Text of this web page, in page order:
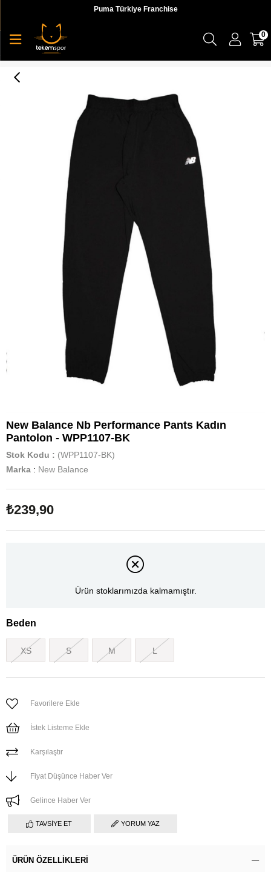
Puma Türkiye Franchise
0
New Balance Nb Performance Pants Kadın
Pantolon - WPP1107-BK
Stok Kodu
(WPP1107-BK)
Marka : New Balance
₺239,90
Ürün stoklarımızda kalmamıştır.
Beden
XS S M L
Favorilere Ekle
İstek Listeme Ekle
Karşılaştır
Fiyat Düşünce Haber Ver
Gelince Haber Ver
TAVSIYE ET YORUM YAZ
ÜRÜN ÖZELLIKLERI